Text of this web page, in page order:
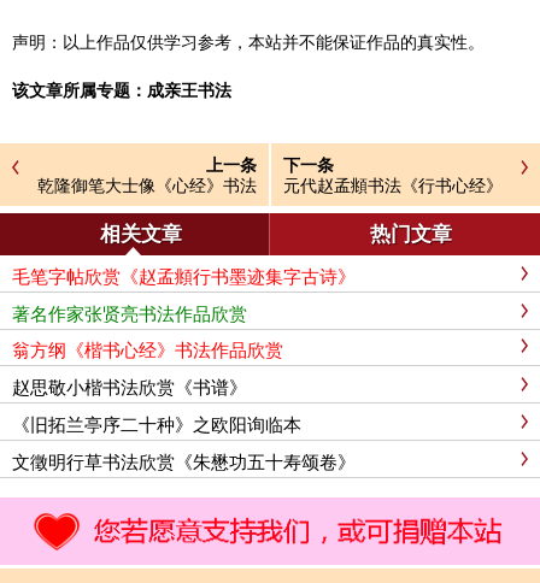
声明：以上作品仅供学习参考，本站并不能保证作品的真实性。
该文章所属专题： 成亲王书法
上一条
乾隆御笔大士像《心经》书法
图片
下一条
元代赵孟頫书法《行书心经》
两图
相关文章 热门文章
毛笔字帖欣赏《赵孟頫行书墨迹集字古诗》
著名作家张贤亮书法作品欣赏
翁方纲《楷书心经》书法作品欣赏
赵思敬小楷书法欣赏《书谱》
《旧拓兰亭序二十种》之欧阳询临本
文徵明行草书法欣赏《朱懋功五十寿颂卷》